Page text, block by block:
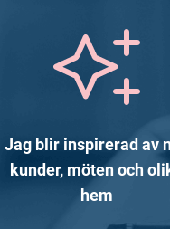
Jag blir inspirerad av
kunder, möten och
hem